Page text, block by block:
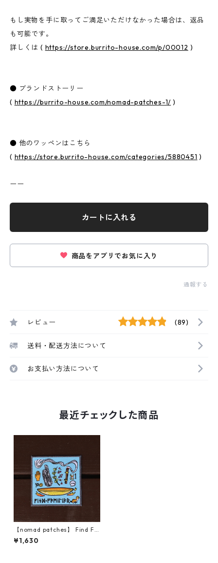
もし実物を手に取ってご満足いただけなかった場合は、返品
も可能です。
詳しくは ( https://store.burrito-house.com/p/00012 )
● ブランドストーリー
( https://burrito-house.com/nomad-patches-1/ )
● 他のワッペンはこちら
( https://store.burrito-house.com/categories/5880451 )
ーー
カートに入れる
商品をアプリでお気に入り
通報する
レビュー (89)
送料・配送方法について
お支払い方法について
最近チェックした商品
【nomad patches】 Find Fa
miliar Patch VERSION 2
¥1,630